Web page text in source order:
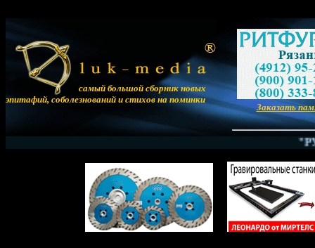
самый большой сборник новых
эпитафий, соболезнований и стихов на поминки
Заказать